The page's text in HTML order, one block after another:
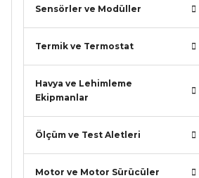
Sensörler ve Modüller
Termik ve Termostat
Havya ve Lehimleme
Ekipmanlar
Ölçüm ve Test Aletleri
Motor ve Motor Sürücüler